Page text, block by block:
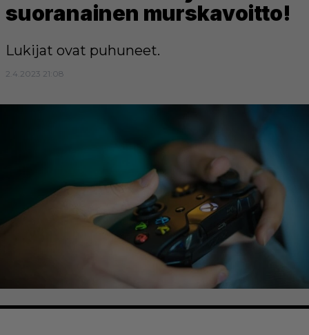
suoranainen murskavoitto!
Lukijat ovat puhuneet.
2.4.2023 21:08